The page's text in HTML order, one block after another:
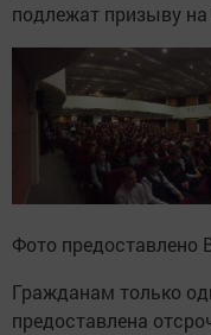
подлежат призыву
Фото
Гражданам только
предоставлена